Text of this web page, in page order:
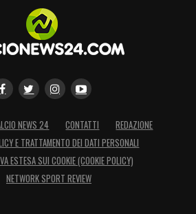
NEWS 24 CONTATTI
REDAZIONE
E TRATTAMENTO DEI DATI PERSONALI
ESTESA SUI COOKIE (COOKIE POLICY)
NETWORK SPORT REVIEW